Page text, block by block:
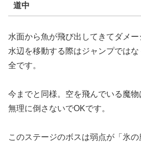
道中
水面から魚が飛び出してきてダメー
水辺を移動する際はジャンプでは
全です。
今までと同様。空を飛んでいる魔
無理に倒さないでOKです。
このステージのボスは弱点が「氷